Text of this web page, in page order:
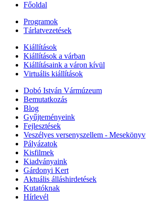
Főoldal
Programok
Tárlatvezetések
Kiállítások
Kiállítások a várban
Kiállításaink a váron kívül
Virtuális kiállítások
Dobó István Vármúzeum
Bemutatkozás
Blog
Gyűjteményeink
Fejlesztések
Veszélyes versenyszellem - Mesekönyv
Pályázatok
Kisfilmek
Kiadványaink
Gárdonyi Kert
Aktuális álláshirdetések
Kutatóknak
Hírlevél